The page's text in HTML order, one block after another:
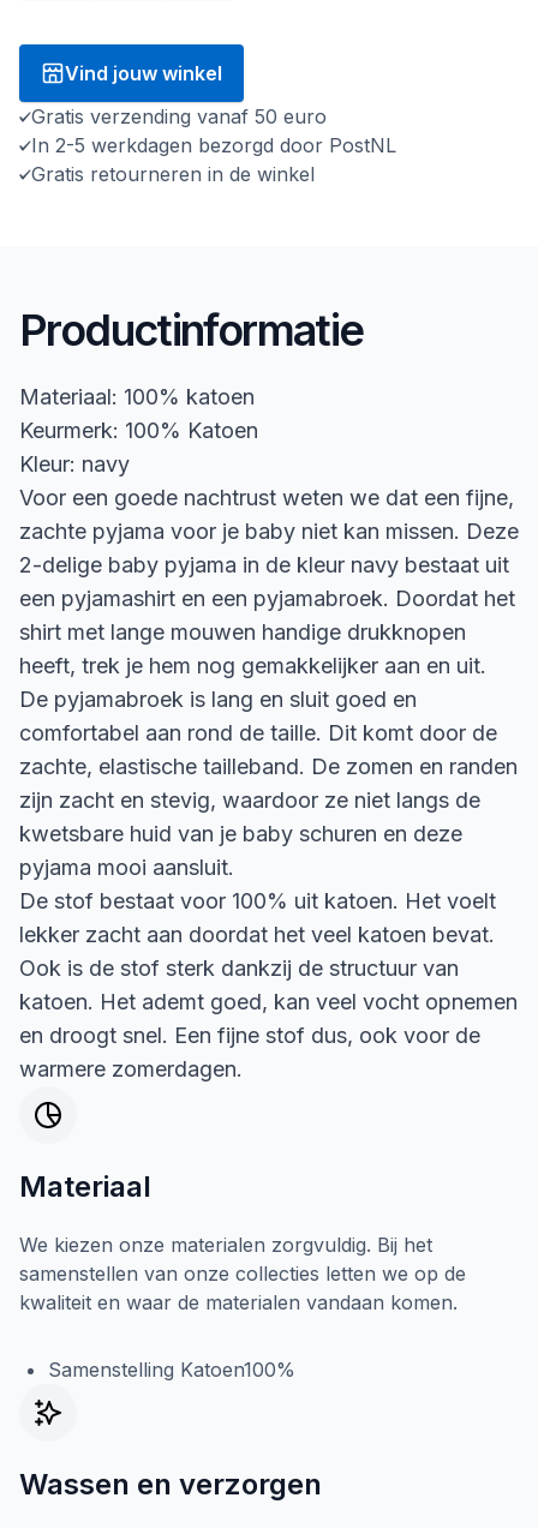
Vind jouw winkel
Gratis verzending vanaf 50 euro
In 2-5 werkdagen bezorgd door PostNL
Gratis retourneren in de winkel
Productinformatie
Materiaal: 100% katoen
Keurmerk: 100% Katoen
Kleur: navy
Voor een goede nachtrust weten we dat een fijne,
zachte pyjama voor je baby niet kan missen. Deze
2-delige baby pyjama in de kleur navy bestaat uit
een pyjamashirt en een pyjamabroek. Doordat het
shirt met lange mouwen handige drukknopen
heeft, trek je hem nog gemakkelijker aan en uit.
De pyjamabroek is lang en sluit goed en
comfortabel aan rond de taille. Dit komt door de
zachte, elastische tailleband. De zomen en randen
zijn zacht en stevig, waardoor ze niet langs de
kwetsbare huid van je baby schuren en deze
pyjama mooi aansluit.
De stof bestaat voor 100% uit katoen. Het voelt
lekker zacht aan doordat het veel katoen bevat.
Ook is de stof sterk dankzij de structuur van
katoen. Het ademt goed, kan veel vocht opnemen
en droogt snel. Een fijne stof dus, ook voor de
warmere zomerdagen.
Materiaal
We kiezen onze materialen zorgvuldig. Bij het
samenstellen van onze collecties letten we op de
kwaliteit en waar de materialen vandaan komen.
Samenstelling Katoen100%
Wassen en verzorgen